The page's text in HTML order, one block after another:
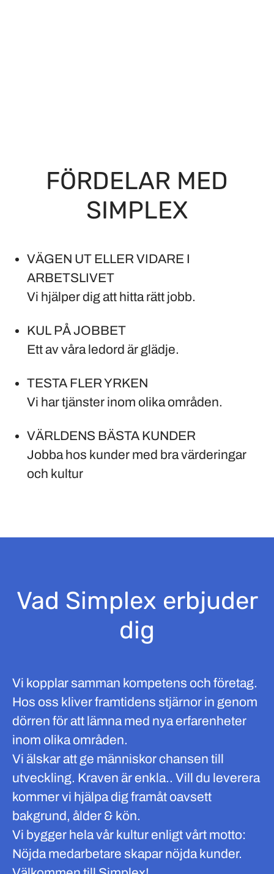
FÖRDELAR MED
SIMPLEX
VÄGEN UT ELLER VIDARE I
ARBETSLIVET
Vi hjälper dig att hitta rätt jobb.
KUL PÅ JOBBET
Ett av våra ledord är glädje.
TESTA FLER YRKEN
Vi har tjänster inom olika områden.
VÄRLDENS BÄSTA KUNDER
Jobba hos kunder med bra värderingar
och kultur
Vad Simplex erbjuder
dig
Vi kopplar samman kompetens och företag.
Hos oss kliver framtidens stjärnor in genom
dörren för att lämna med nya erfarenheter
inom olika områden.
Vi älskar att ge människor chansen till
utveckling. Kraven är enkla.. Vill du leverera
kommer vi hjälpa dig framåt oavsett
bakgrund, ålder & kön.
Vi bygger hela vår kultur enligt vårt motto:
Nöjda medarbetare skapar nöjda kunder.